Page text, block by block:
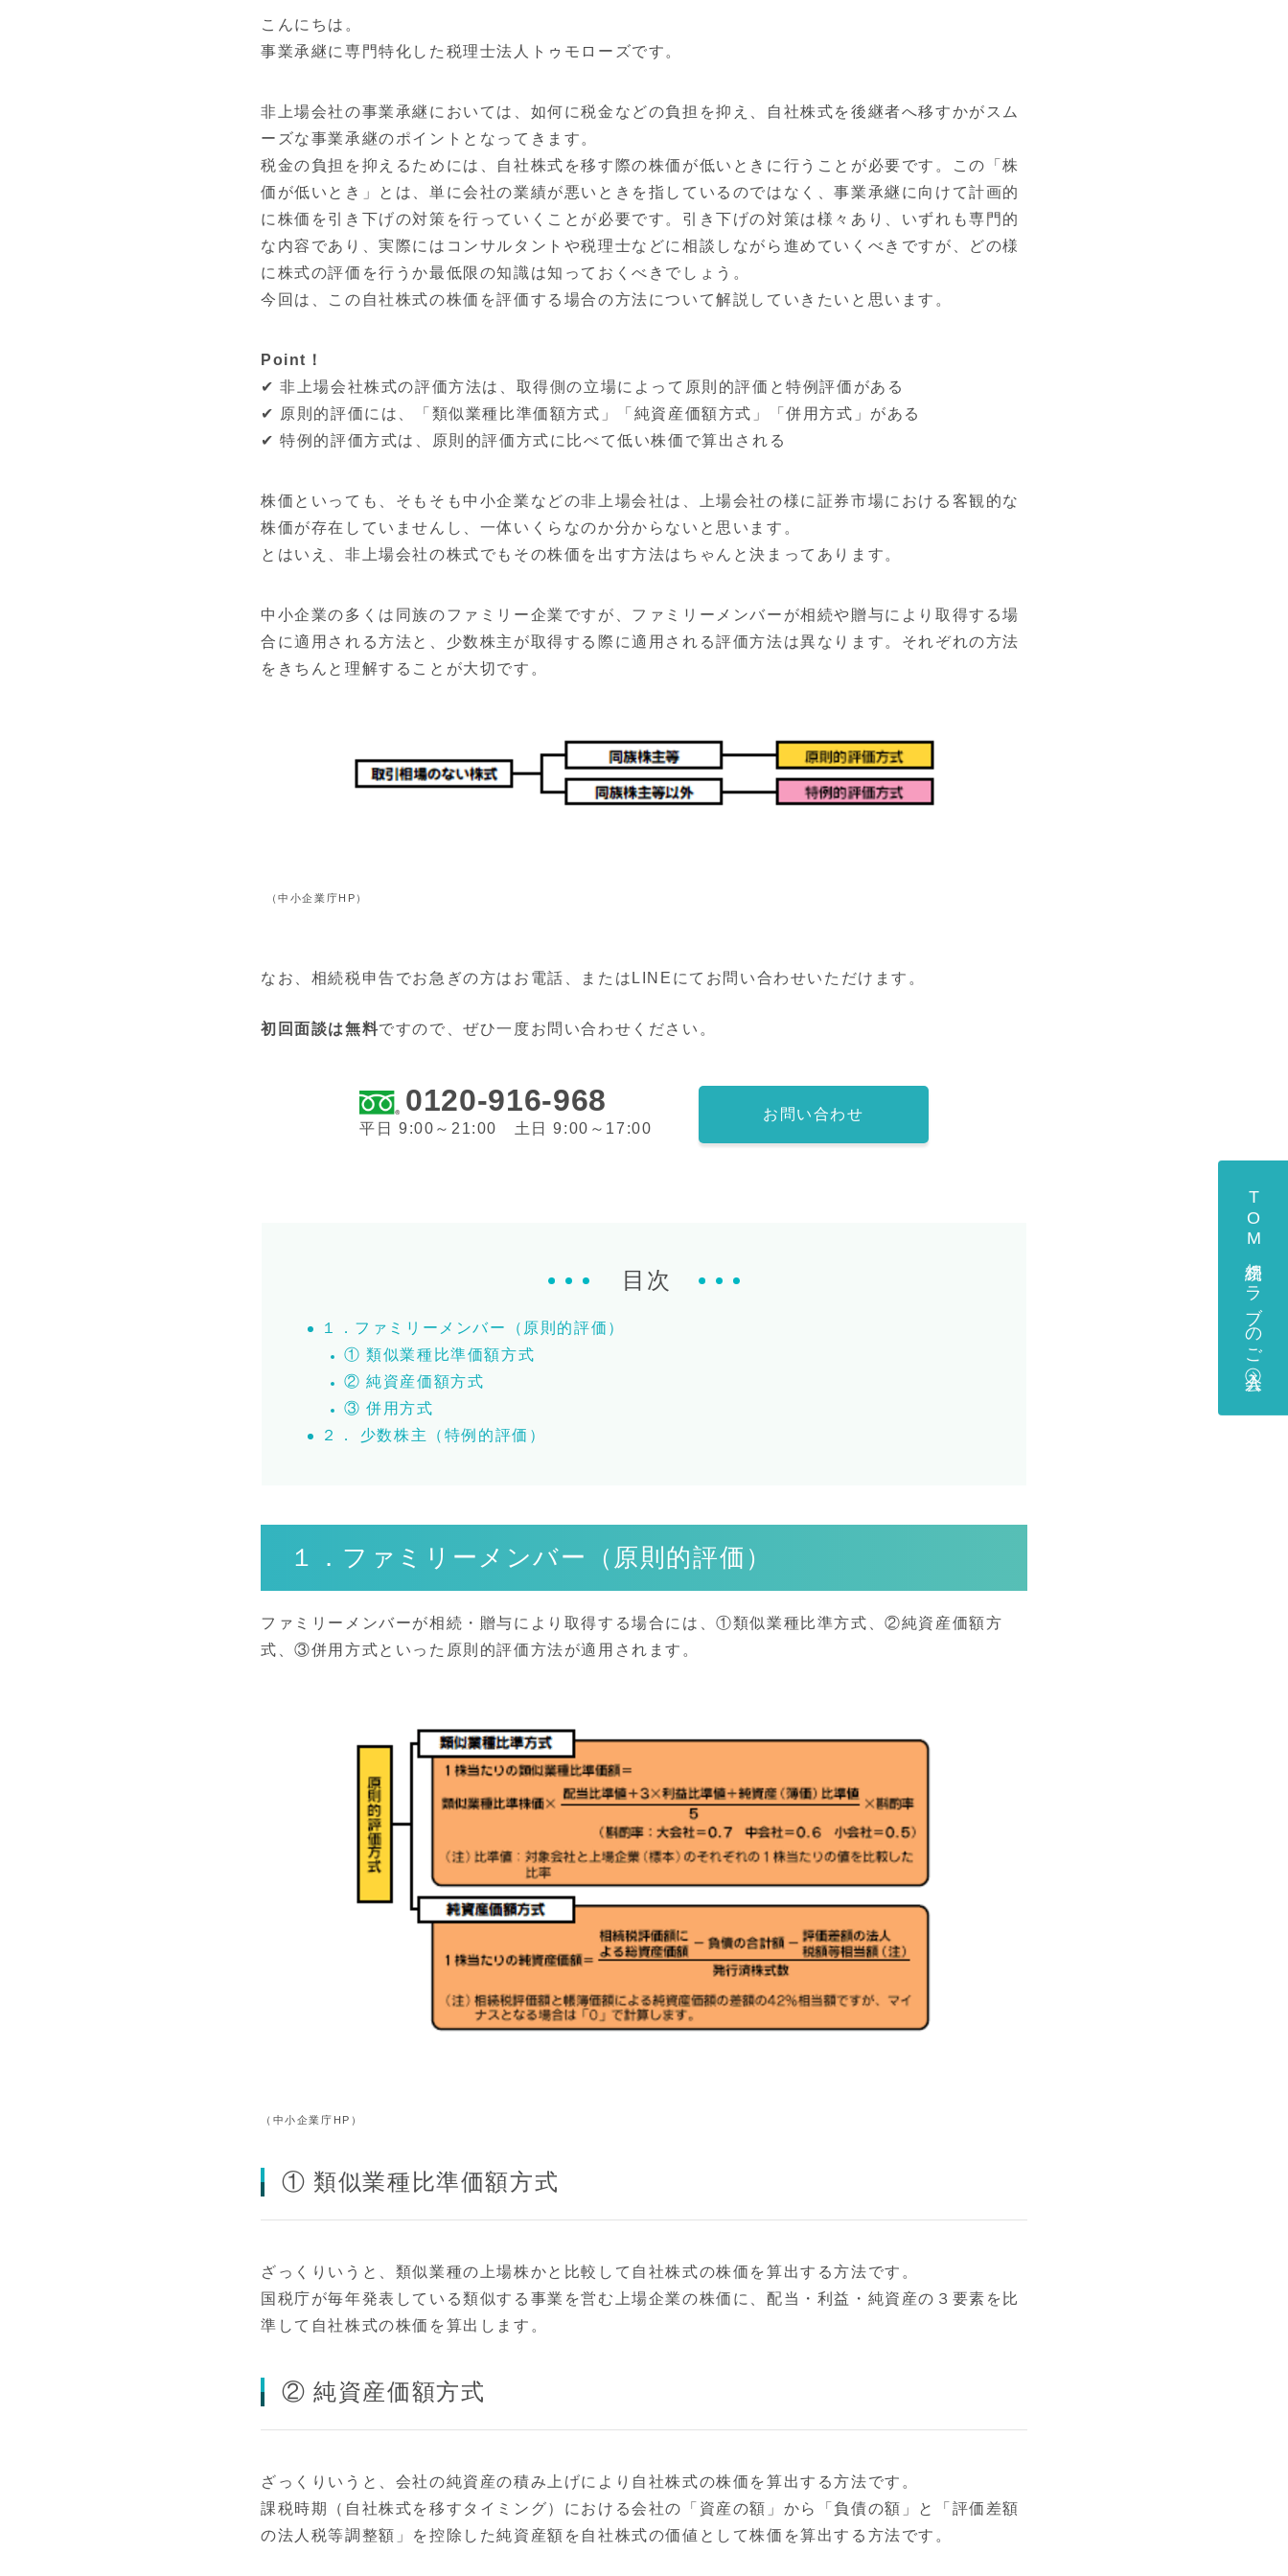
TOM相続クラブのご入会
こんにちは。
事業承継に専門特化した税理士法人トゥモローズです。
非上場会社の事業承継においては、如何に税金などの負担を抑え、自社株式を後継者へ移すかがスム
ーズな事業承継のポイントとなってきます。
税金の負担を抑えるためには、自社株式を移す際の株価が低いときに行うことが必要です。この「株
価が低いとき」とは、単に会社の業績が悪いときを指しているのではなく、事業承継に向けて計画的
に株価を引き下げの対策を行っていくことが必要です。引き下げの対策は様々あり、いずれも専門的
な内容であり、実際にはコンサルタントや税理士などに相談しながら進めていくべきですが、どの様
に株式の評価を行うか最低限の知識は知っておくべきでしょう。
今回は、この自社株式の株価を評価する場合の方法について解説していきたいと思います。
Point！
✔ 非上場会社株式の評価方法は、取得側の立場によって原則的評価と特例評価がある
✔ 原則的評価には、「類似業種比準価額方式」「純資産価額方式」「併用方式」がある
✔ 特例的評価方式は、原則的評価方式に比べて低い株価で算出される
株価といっても、そもそも中小企業などの非上場会社は、上場会社の様に証券市場における客観的な
株価が存在していませんし、一体いくらなのか分からないと思います。
とはいえ、非上場会社の株式でもその株価を出す方法はちゃんと決まってあります。
中小企業の多くは同族のファミリー企業ですが、ファミリーメンバーが相続や贈与により取得する場
合に適用される方法と、少数株主が取得する際に適用される評価方法は異なります。それぞれの方法
をきちんと理解することが大切です。
（中小企業庁HP）
なお、相続税申告でお急ぎの方はお電話、またはLINEにてお問い合わせいただけます。
初回面談は無料ですので、ぜひ一度お問い合わせください。
0120-916-968
平日 9:00～21:00 土日 9:00～17:00
お問い合わせ
目次
１．ファミリーメンバー（原則的評価）
① 類似業種比準価額方式
② 純資産価額方式
③ 併用方式
２． 少数株主（特例的評価）
１．ファミリーメンバー（原則的評価）
ファミリーメンバーが相続・贈与により取得する場合には、①類似業種比準方式、②純資産価額方
式、③併用方式といった原則的評価方法が適用されます。
（中小企業庁HP）
① 類似業種比準価額方式
ざっくりいうと、類似業種の上場株かと比較して自社株式の株価を算出する方法です。
国税庁が毎年発表している類似する事業を営む上場企業の株価に、配当・利益・純資産の３要素を比
準して自社株式の株価を算出します。
② 純資産価額方式
ざっくりいうと、会社の純資産の積み上げにより自社株式の株価を算出する方法です。
課税時期（自社株式を移すタイミング）における会社の「資産の額」から「負債の額」と「評価差額
の法人税等調整額」を控除した純資産額を自社株式の価値として株価を算出する方法です。